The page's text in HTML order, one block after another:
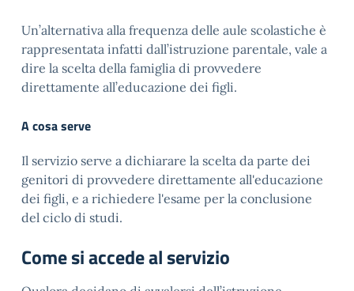
Un’alternativa alla frequenza delle aule scolastiche è
rappresentata infatti dall’istruzione parentale, vale a
dire la scelta della famiglia di provvedere
direttamente all’educazione dei figli.
A cosa serve
Il servizio serve a dichiarare la scelta da parte dei
genitori di provvedere direttamente all'educazione
dei figli, e a richiedere l'esame per la conclusione
del ciclo di studi.
Come si accede al servizio